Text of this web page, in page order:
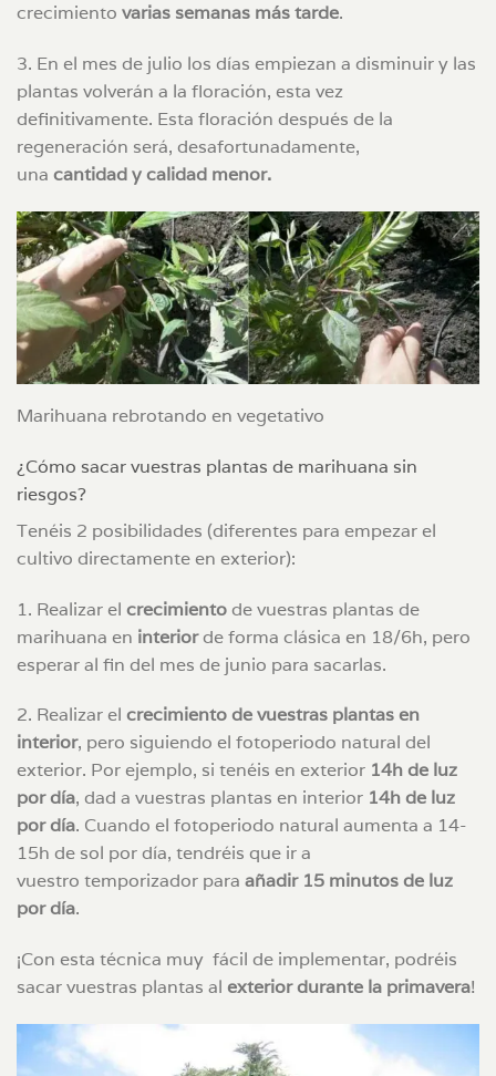
crecimiento varias semanas más tarde.
3. En el mes de julio los días empiezan a disminuir y las
plantas volverán a la floración, esta vez
definitivamente. Esta floración después de la
regeneración será, desafortunadamente,
una cantidad y calidad menor.
Marihuana rebrotando en vegetativo
¿Cómo sacar vuestras plantas de marihuana sin
riesgos?
Tenéis 2 posibilidades (diferentes para empezar el
cultivo directamente en exterior):
1. Realizar el crecimientode vuestras plantas de
marihuana en interiorde forma clásica en 18/6h, pero
esperar al fin del mes de junio para sacarlas.
2. Realizar el crecimiento de vuestras plantas en
interior, pero siguiendo el fotoperiodo natural del
exterior. Por ejemplo, si tenéis en exterior 14h de luz
por día, dad a vuestras plantas en interior 14h de luz
por día. Cuando el fotoperiodo natural aumenta a 14-
15h de sol por día, tendréis que ir a
vuestro temporizador para añadir 15 minutos de luz
por día.
¡Con esta técnica muy fácil de implementar, podréis
sacar vuestras plantas al exterior durante la primavera!